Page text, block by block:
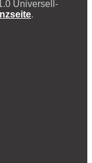
Universell-
.